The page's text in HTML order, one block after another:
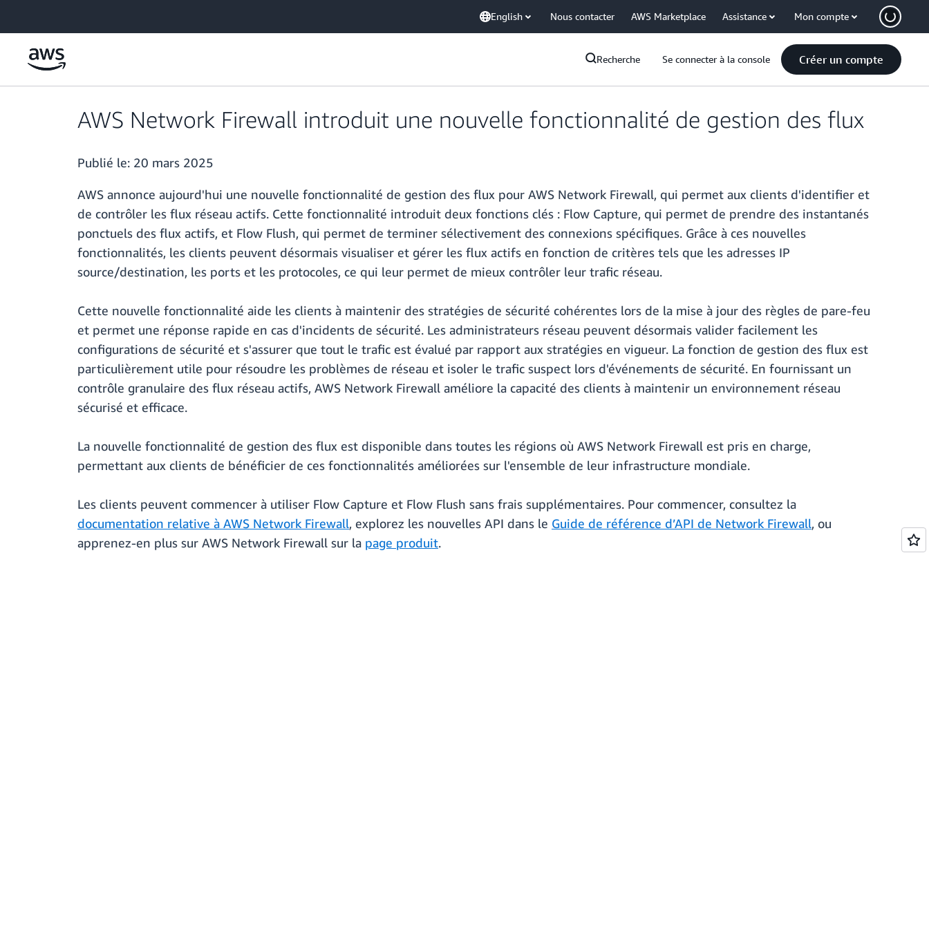
English Nous contacter AWS Marketplace Assistance Mon compte
Recherche Se connecter à la console Créer un compte
AWS Network Firewall introduit une nouvelle fonctionnalité de gestion des flux
Publié le: 20 mars 2025
AWS annonce aujourd'hui une nouvelle fonctionnalité de gestion des flux pour AWS Network Firewall, qui permet aux clients d'identifier et
de contrôler les flux réseau actifs. Cette fonctionnalité introduit deux fonctions clés : Flow Capture, qui permet de prendre des instantanés
ponctuels des flux actifs, et Flow Flush, qui permet de terminer sélectivement des connexions spécifiques. Grâce à ces nouvelles
fonctionnalités, les clients peuvent désormais visualiser et gérer les flux actifs en fonction de critères tels que les adresses IP
source/destination, les ports et les protocoles, ce qui leur permet de mieux contrôler leur trafic réseau.
Cette nouvelle fonctionnalité aide les clients à maintenir des stratégies de sécurité cohérentes lors de la mise à jour des règles de pare-feu
et permet une réponse rapide en cas d'incidents de sécurité. Les administrateurs réseau peuvent désormais valider facilement les
configurations de sécurité et s'assurer que tout le trafic est évalué par rapport aux stratégies en vigueur. La fonction de gestion des flux est
particulièrement utile pour résoudre les problèmes de réseau et isoler le trafic suspect lors d'événements de sécurité. En fournissant un
contrôle granulaire des flux réseau actifs, AWS Network Firewall améliore la capacité des clients à maintenir un environnement réseau
sécurisé et efficace.
La nouvelle fonctionnalité de gestion des flux est disponible dans toutes les régions où AWS Network Firewall est pris en charge,
permettant aux clients de bénéficier de ces fonctionnalités améliorées sur l'ensemble de leur infrastructure mondiale.
Les clients peuvent commencer à utiliser Flow Capture et Flow Flush sans frais supplémentaires. Pour commencer, consultez la
documentation relative à AWS Network Firewall, explorez les nouvelles API dans le Guide de référence d’API de Network Firewall, ou
apprenez-en plus sur AWS Network Firewall sur la page produit.